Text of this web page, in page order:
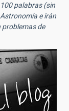
palabras (sin
e irán
de